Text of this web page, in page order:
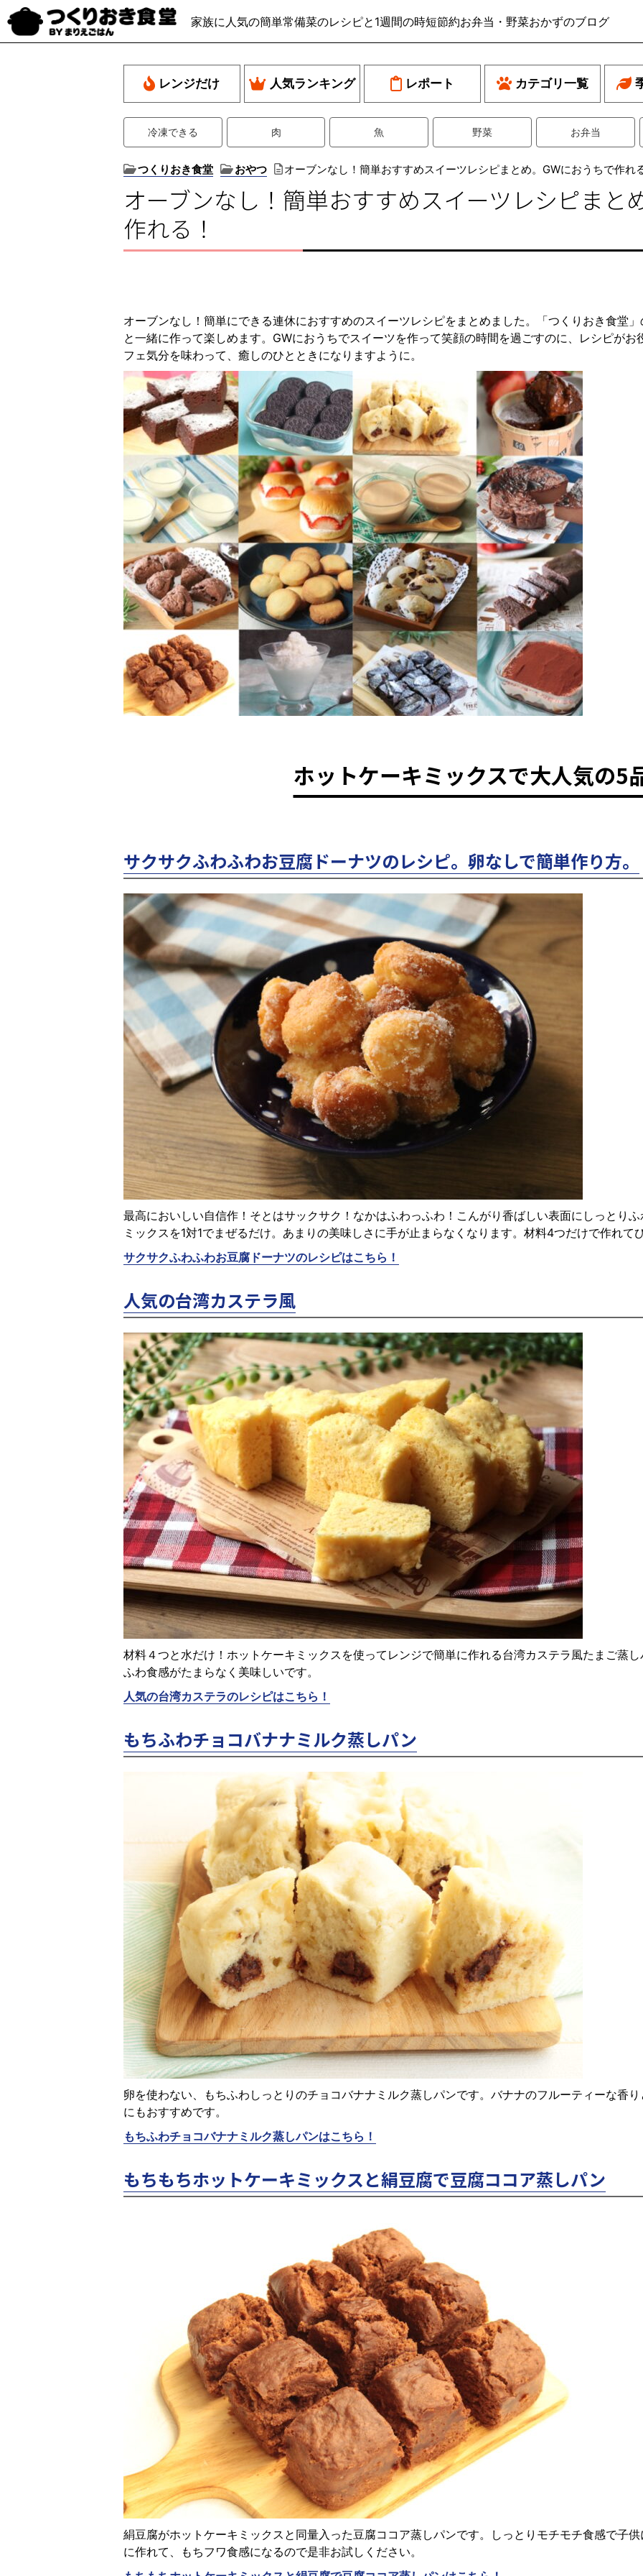
家族に人気の簡単常備菜のレシピと1週間の時短節約お弁当・野菜おかずのブログ
レンジだけ 人気ランキング レポート カテゴリ一覧
冷凍できる 肉 魚 野菜 お弁当
つくりおき食堂 おやつ オーブンなし！簡単おすすめスイーツレシピまとめ。GWにおうちで作れ
オーブンなし！簡単おすすめスイーツレシピまと
作れる！
オーブンなし！簡単にできる連休におすすめのスイーツレシピをまとめました。「つくりおき食堂
と一緒に作って楽しめます。GWにおうちでスイーツを作って笑顔の時間を過ごすのに、レシピが
フェ気分を味わって、癒しのひとときになりますように。
ホットケーキミックスで大人気の5
サクサクふわふわお豆腐ドーナツのレシピ。卵なしで簡単作り方。
最高においしい自信作！そとはサックサク！なかはふわっふわ！こんがり香ばしい表面にしっとり
ミックスを1対1でまぜるだけ。あまりの美味しさに手が止まらなくなります。材料4つだけで作れ
サクサクふわふわお豆腐ドーナツのレシピはこちら！
人気の台湾カステラ風
材料４つと水だけ！ホットケーキミックスを使ってレンジで簡単に作れる台湾カステラ風たまご蒸
ふわ食感がたまらなく美味しいです。
人気の台湾カステラのレシピはこちら！
もちふわチョコバナナミルク蒸しパン
卵を使わない、もちふわしっとりのチョコバナナミルク蒸しパンです。バナナのフルーティーな香
にもおすすめです。
もちふわチョコバナナミルク蒸しパンはこちら！
もちもちホットケーキミックスと絹豆腐で豆腐ココア蒸しパン
絹豆腐がホットケーキミックスと同量入った豆腐ココア蒸しパンです。しっとりモチモチ食感で子
に作れて、もちフワ食感になるので是非お試しください。